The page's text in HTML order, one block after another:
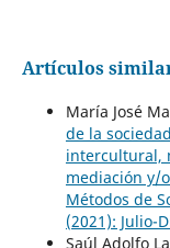
Artículos
María José
de la
intercultural,
mediación y/
Métodos de
(2021): Julio-
Saúl Adolfo